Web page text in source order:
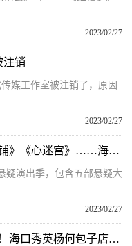
2023/02/27
注销
媒工作室被注销了，原因
2023/02/27
《狄仁杰之鬼魅蚍蜉》《解忧杂货铺》《心迷宫》……海口湾演艺中心3月开启首届悬疑演出季
疑演出季，包含五部悬疑大
2023/02/27
诚信海南｜红糖馒头抽检出糖精钠！海口秀英杨何包子店被立案并移交公安查处